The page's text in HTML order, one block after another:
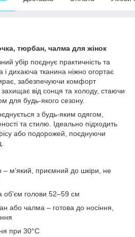
тюрбан, чалма для жінок
убір поєднує практичність та
і дихаюча тканина ніжно огортає
забезпечуючи комфорт
від сонця та холоду, стаючи
для будь-якого сезону.
з будь-яким одягом,
та стилю. Ідеально підходить
або подорожей, поєднуючи
– м’який, приємний до шкіри, не
об’єм голови 52–59 см
або чалма – готова до носіння,
при 30°C